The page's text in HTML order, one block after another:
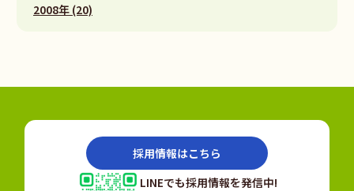
2008年 (20)
採用情報はこちら
LINEでも採用情報を発信中!